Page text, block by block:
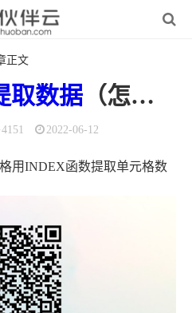
正文
取数据 （怎么提取wps中的表格）
4151 2022-06-12
用INDEX函数提取单元格数